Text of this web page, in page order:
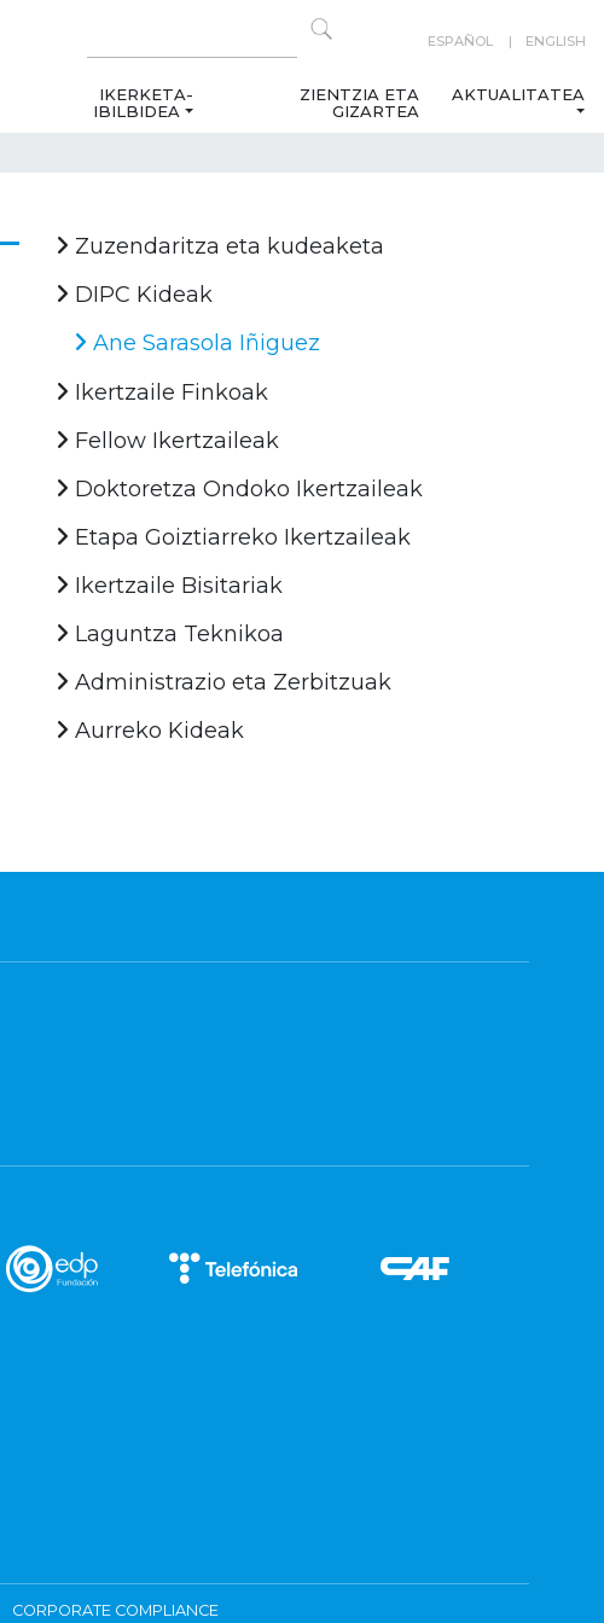
ESPAÑOL ENGLISH
IKERKETA-
IBILBIDEA
ZIENTZIA ETA
GIZARTEA
AKTUALITATEA
Zuzendaritza eta kudeaketa
DIPC Kideak
Ane Sarasola Iñiguez
Ikertzaile Finkoak
Fellow Ikertzaileak
Doktoretza Ondoko Ikertzaileak
Etapa Goiztiarreko Ikertzaileak
Ikertzaile Bisitariak
Laguntza Teknikoa
Administrazio eta Zerbitzuak
Aurreko Kideak
CORPORATE COMPLIANCE